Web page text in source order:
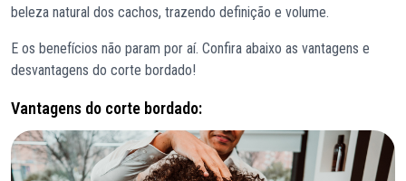
beleza natural dos cachos, trazendo definição e volume.
E os benefícios não param por aí. Confira abaixo as vantagens e
desvantagens do corte bordado!
Vantagens do corte bordado: